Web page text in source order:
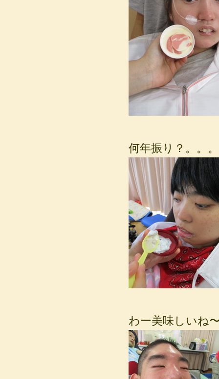
何年振り？。。
わー美味しいね